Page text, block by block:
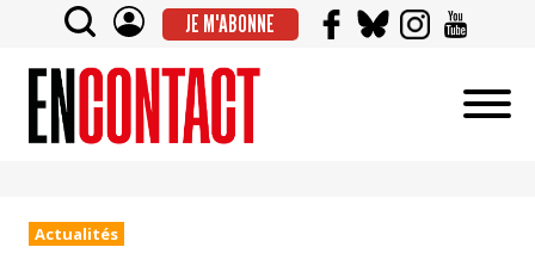
JE M'ABONNE
Actualités